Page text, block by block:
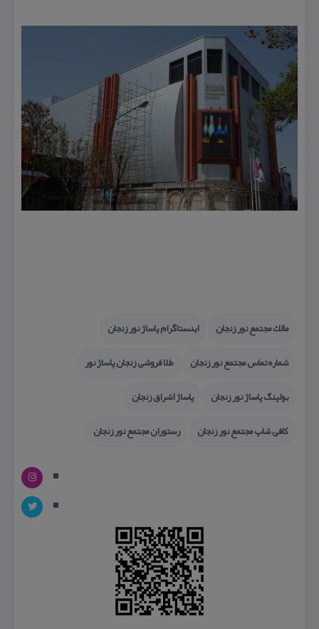
مالك مجتمع نور زنجان
اینستاگرام پاساژ نور زنجان
شماره تماس مجتمع نور زنجان
طلا فروشی زنجان پاساژ نور
بولینگ پاساژ نور زنجان
پاساژ اشراق زنجان
كافی شاپ مجتمع نور زنجان
رستوران مجتمع نور زنجان